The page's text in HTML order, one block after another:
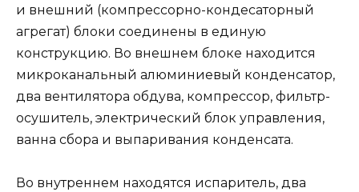
и внешний (компрессорно-кондесаторный
агрегат) блоки соединены в единую
конструкцию. Во внешнем блоке находится
микроканальный алюминиевый конденсатор,
два вентилятора обдува, компрессор, фильтр-
осушитель, электрический блок управления,
ванна сбора и выпаривания конденсата.
Во внутреннем находятся испаритель, два